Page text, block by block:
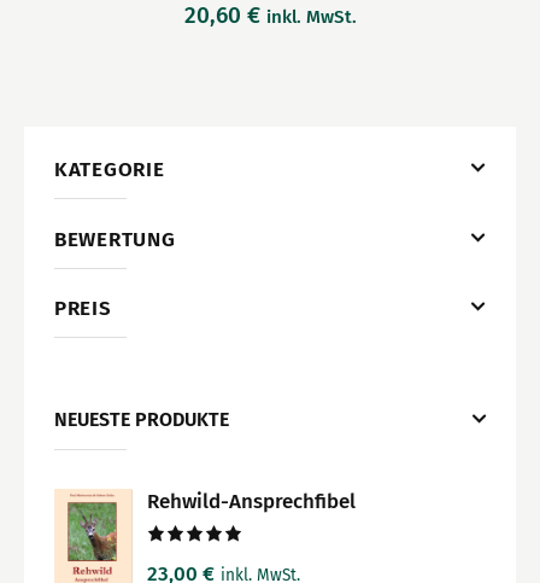
20,60 € inkl. MwSt.
KATEGORIE
BEWERTUNG
PREIS
NEUESTE PRODUKTE
Rehwild-Ansprechfibel
mit5.00
23,00 € inkl. MwSt.